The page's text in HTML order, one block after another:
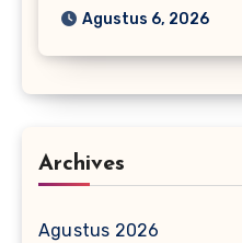
Agustus 6, 2026
Archives
Agustus 2026